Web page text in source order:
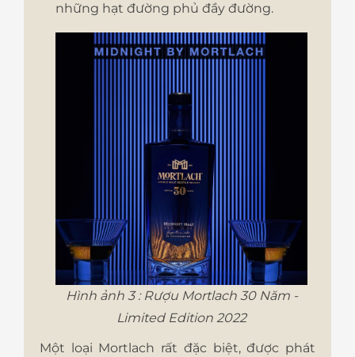
những hạt đường phủ đầy đường.
Hình ảnh 3 : Rượu Mortlach 30 Năm -
Limited Edition 2022
Một loại Mortlach rất đặc biệt, được phát